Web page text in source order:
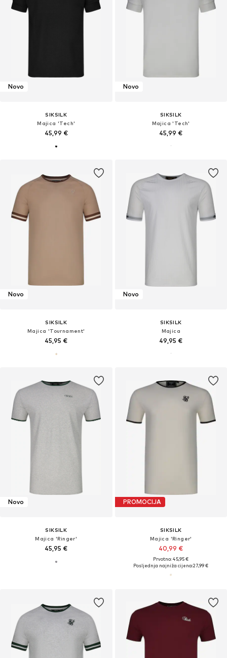
Novo
SIKSILK
Majica 'Tech'
45,99 €
Novo
SIKSILK
Majica 'Tech'
45,99 €
Novo
SIKSILK
Majica 'Tournament'
45,95 €
Novo
SIKSILK
Majica
49,95 €
Novo
SIKSILK
Majica 'Ringer'
45,95 €
PROMOCIJA
SIKSILK
Majica 'Ringer'
40,99 €
Prvotno: 45,95 €
Posljednja najniža cijena:27,99 €